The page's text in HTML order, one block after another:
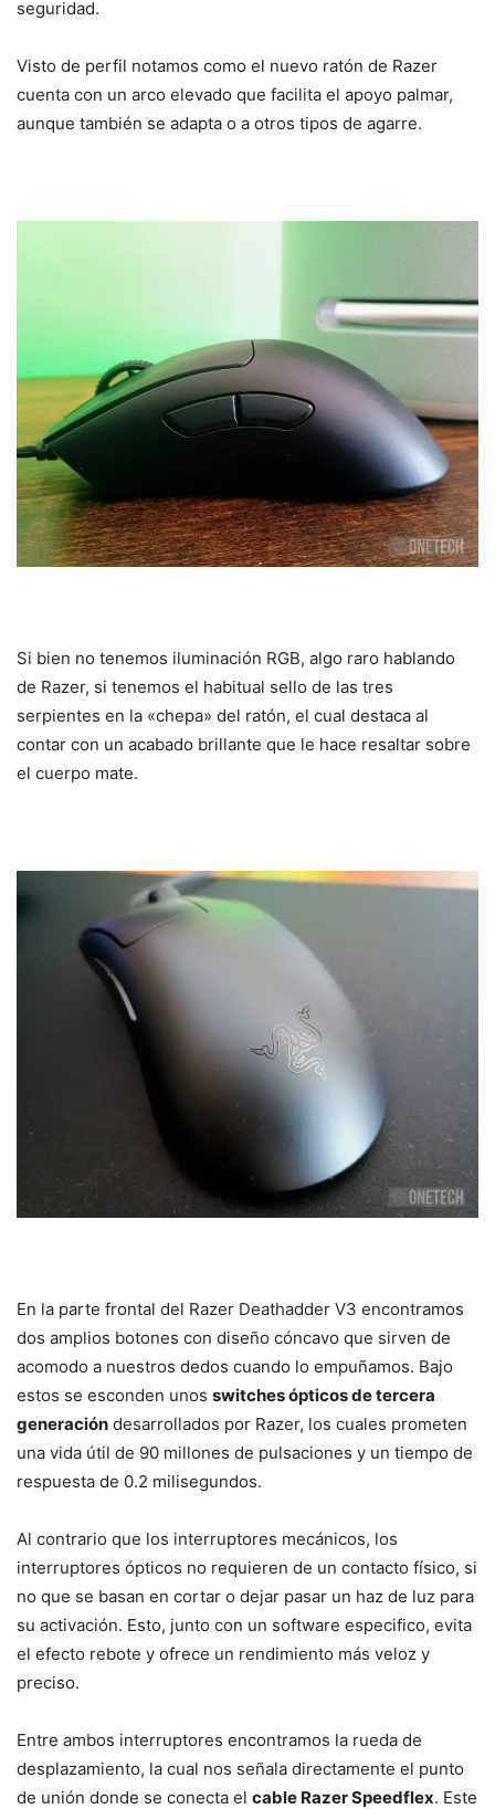
seguridad.
Visto de perfil notamos como el nuevo ratón de Razer
cuenta con un arco elevado que facilita el apoyo palmar,
aunque también se adapta o a otros tipos de agarre.
Si bien no tenemos iluminación RGB, algo raro hablando
de Razer, si tenemos el habitual sello de las tres
serpientes en la «chepa» del ratón, el cual destaca al
contar con un acabado brillante que le hace resaltar sobre
el cuerpo mate.
En la parte frontal del Razer Deathadder V3 encontramos
dos amplios botones con diseño cóncavo que sirven de
acomodo a nuestros dedos cuando lo empuñamos. Bajo
estos se esconden unos switches ópticos de tercera
generación desarrollados por Razer, los cuales prometen
una vida útil de 90 millones de pulsaciones y un tiempo de
respuesta de 0.2 milisegundos.
Al contrario que los interruptores mecánicos, los
interruptores ópticos no requieren de un contacto físico, si
no que se basan en cortar o dejar pasar un haz de luz para
su activación. Esto, junto con un software especifico, evita
el efecto rebote y ofrece un rendimiento más veloz y
preciso.
Entre ambos interruptores encontramos la rueda de
desplazamiento, la cual nos señala directamente el punto
de unión donde se conecta el cable Razer Speedflex. Este